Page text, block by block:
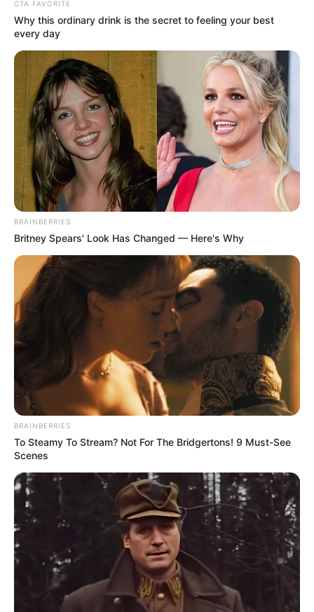
CTA FAVORITE
Why this ordinary drink is the secret to feeling your best
every day
BRAINBERRIES
Britney Spears' Look Has Changed — Here's Why
BRAINBERRIES
To Steamy To Stream? Not For The Bridgertons! 9 Must-See
Scenes